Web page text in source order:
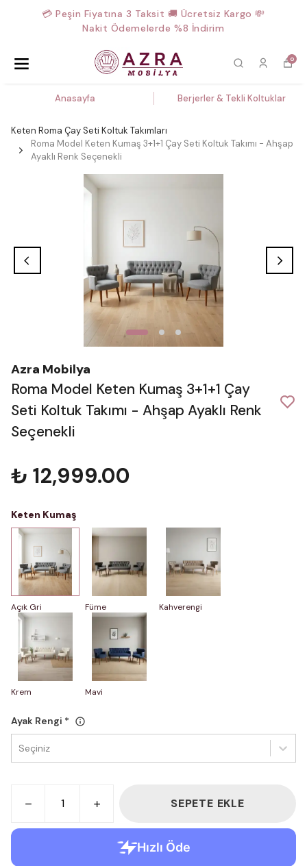
💳 Peşin Fiyatına 3 Taksit 🚚 Ücretsiz Kargo 💸
Nakit Ödemelerde %8 İndirim
0
Anasayfa Berjerler & Tekli Koltuklar
Keten Roma Çay Seti Koltuk Takımları
Roma Model Keten Kumaş 3+1+1 Çay Seti Koltuk Takımı - Ahşap
Ayaklı Renk Seçenekli
Azra Mobilya
Roma Model Keten Kumaş 3+1+1 Çay
Seti Koltuk Takımı - Ahşap Ayaklı Renk
Seçenekli
₺ 12,999.00
Keten Kumaş
Açık Gri Füme Kahverengi
Krem Mavi
Ayak Rengi *
Seçiniz
SEPETE EKLE